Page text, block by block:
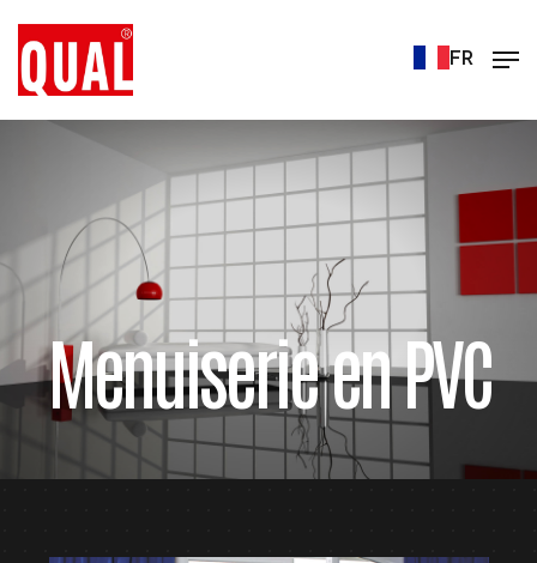
FR
Menuiserie en PVC